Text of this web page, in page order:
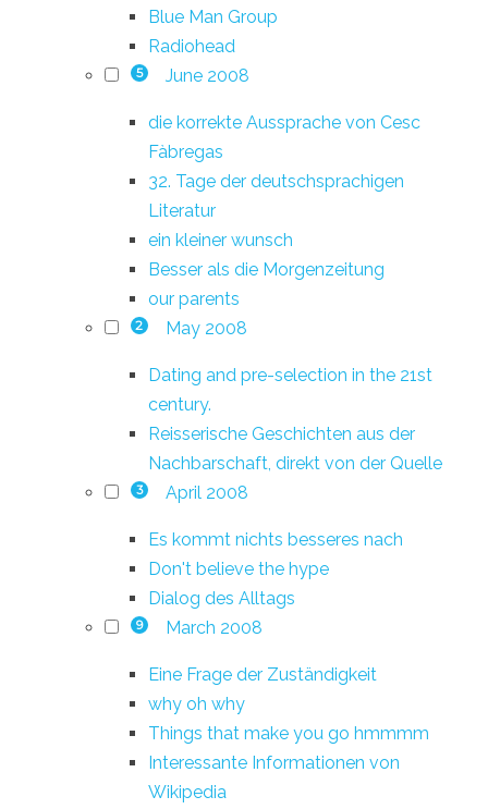
Blue Man Group
Radiohead
5 June 2008
die korrekte Aussprache von Cesc
Fàbregas
32. Tage der deutschsprachigen
Literatur
ein kleiner wunsch
Besser als die Morgenzeitung
our parents
2 May 2008
Dating and pre-selection in the 21st
century.
Reisserische Geschichten aus der
Nachbarschaft, direkt von der Quelle
3 April 2008
Es kommt nichts besseres nach
Don't believe the hype
Dialog des Alltags
9 March 2008
Eine Frage der Zuständigkeit
why oh why
Things that make you go hmmmm
Interessante Informationen von
Wikipedia